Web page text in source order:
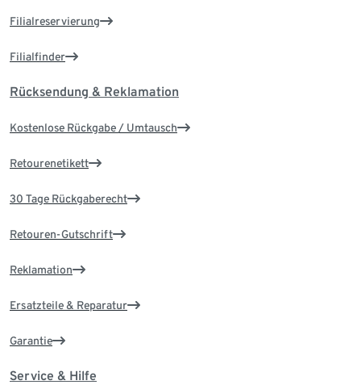
Filialreservierung
Filialfinder
Rücksendung & Reklamation
Kostenlose Rückgabe / Umtausch
Retourenetikett
30 Tage Rückgaberecht
Retouren-Gutschrift
Reklamation
Ersatzteile & Reparatur
Garantie
Service & Hilfe